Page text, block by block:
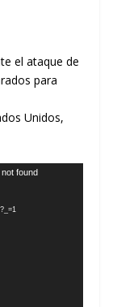
el ataque de
para
Unidos,
found